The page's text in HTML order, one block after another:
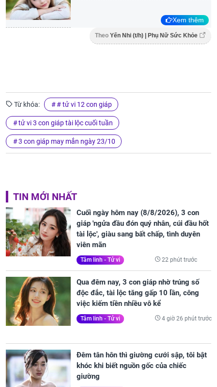
Xem thêm
Theo Yến Nhi (t/h) | Phụ Nữ Sức Khỏe
Từ khóa: # tử vi 12 con giáp
tử vi 3 con giáp tài lộc cuối tuần
3 con giáp may mắn ngày 23/10
TIN MỚI NHẤT
Cuối ngày hôm nay (8/8/2026), 3 con
giáp 'ngửa đầu đón quý nhân, cúi đầu hốt
tài lộc', giàu sang bất chấp, tình duyên
viên mãn
Tâm linh - Tử vi 22 phút trước
Qua đêm nay, 3 con giáp nhờ trúng số
độc đắc, tài lộc tăng gấp 10 lần, công
việc kiếm tiền nhiều vô kể
Tâm linh - Tử vi 4 giờ 26 phút trước
Đêm tân hôn thì giường cưới sập, tôi bật
khóc khi biết nguồn gốc của chiếc
giường